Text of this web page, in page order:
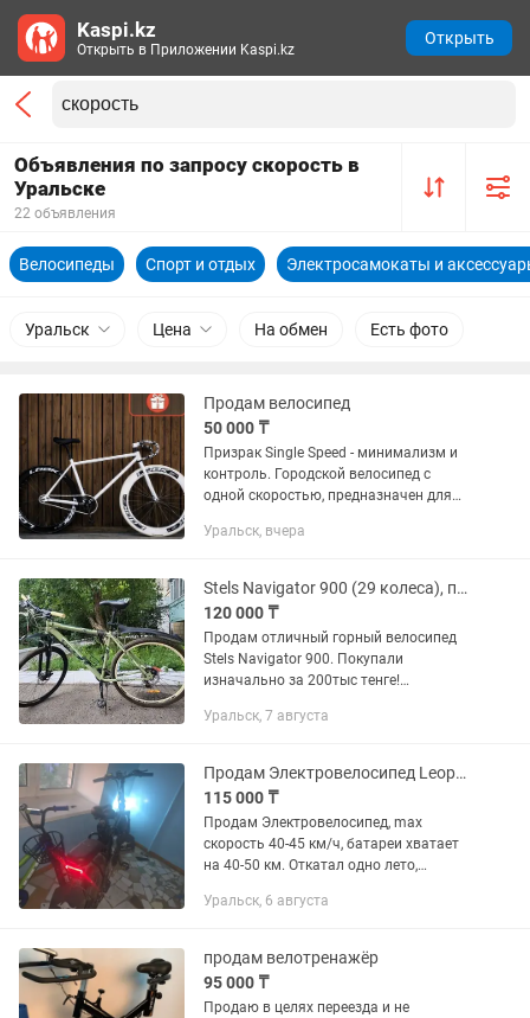
Объявления по запросу скорость в
Уральске
22 объявления
Велосипеды Спорт и отдых Электросамокаты и
Уральск Цена На обмен Есть фото
Продам велосипед
50 000 ₸
Призрак Single Speed - минимализм и
контроль. Городской велосипед с
одной скоростью, предназначен для
передвижения по городу. Особенности:
Уральск, вчера
Stels Navigator 900 (29 колеса), почти новый.
120 000 ₸
Продам отличный горный велосипед
Stels Navigator 900. Покупали
изначально за 200тыс тенге!
на нем почти не ездили. Большие
Уральск, 7 августа
Продам Электровелосипед Leopard
115 000 ₸
Продам Электровелосипед, max
скорость 40-45 км/ч, батареи хватает
на 40-50 км. Откатал одно лето,
передачами не пользовался, надо
замок зубр...
Уральск, 6 августа
продам велотренажёр
95 000 ₸
Продаю в целях переезда и не
Kaspi.kz
Открыть в Приложении Kaspi.kz
Открыть